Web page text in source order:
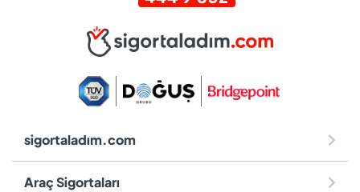
sigortaladım.com
Araç Sigortaları